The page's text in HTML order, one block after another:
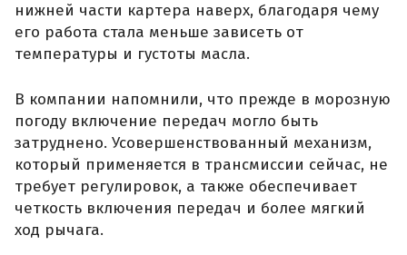
нижней части картера наверх, благодаря чему
его работа стала меньше зависеть от
температуры и густоты масла.
В компании напомнили, что прежде в морозную
погоду включение передач могло быть
затруднено. Усовершенствованный механизм,
который применяется в трансмиссии сейчас, не
требует регулировок, а также обеспечивает
четкость включения передач и более мягкий
ход рычага.